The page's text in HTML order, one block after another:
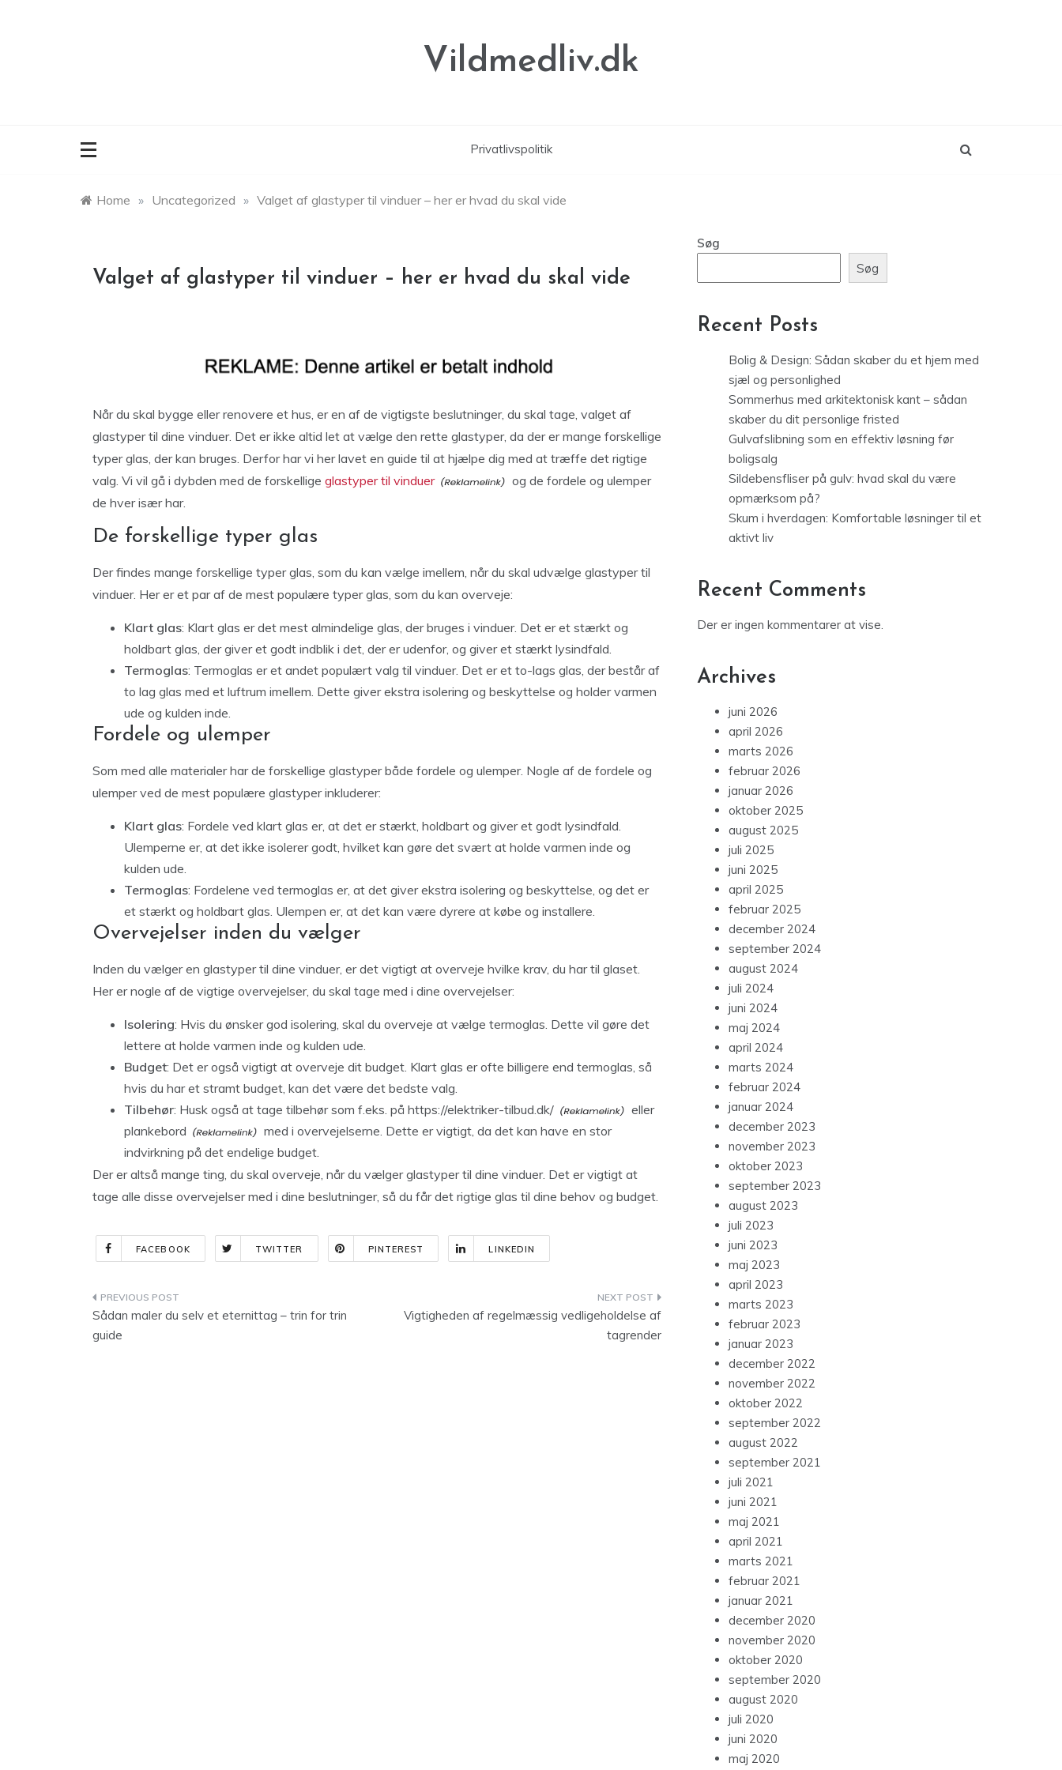
Vildmedliv.dk
Privatlivspolitik
Home » Uncategorized » Valget af glastyper til vinduer – her er hvad du skal vide
Valget af glastyper til vinduer – her er hvad du skal vide
Når du skal bygge eller renovere et hus, er en af de vigtigste beslutninger, du skal tage, valget af
glastyper til dine vinduer. Det er ikke altid let at vælge den rette glastyper, da der er mange forskellige
typer glas, der kan bruges. Derfor har vi her lavet en guide til at hjælpe dig med at træffe det rigtige
valg. Vi vil gå i dybden med de forskellige glastyper til vinduer
og de fordele og ulemper
de hver især har.
De forskellige typer glas
Der findes mange forskellige typer glas, som du kan vælge imellem, når du skal udvælge glastyper til
vinduer. Her er et par af de mest populære typer glas, som du kan overveje:
Klart glas: Klart glas er det mest almindelige glas, der bruges i vinduer. Det er et stærkt og
holdbart glas, der giver et godt indblik i det, der er udenfor, og giver et stærkt lysindfald.
Termoglas: Termoglas er et andet populært valg til vinduer. Det er et to-lags glas, der består af
to lag glas med et luftrum imellem. Dette giver ekstra isolering og beskyttelse og holder varmen
ude og kulden inde.
Fordele og ulemper
Som med alle materialer har de forskellige glastyper både fordele og ulemper. Nogle af de fordele og
ulemper ved de mest populære glastyper inkluderer:
Klart glas: Fordele ved klart glas er, at det er stærkt, holdbart og giver et godt lysindfald.
Ulemperne er, at det ikke isolerer godt, hvilket kan gøre det svært at holde varmen inde og
kulden ude.
Termoglas: Fordelene ved termoglas er, at det giver ekstra isolering og beskyttelse, og det er
et stærkt og holdbart glas. Ulempen er, at det kan være dyrere at købe og installere.
Overvejelser inden du vælger
Inden du vælger en glastyper til dine vinduer, er det vigtigt at overveje hvilke krav, du har til glaset.
Her er nogle af de vigtige overvejelser, du skal tage med i dine overvejelser:
Isolering: Hvis du ønsker god isolering, skal du overveje at vælge termoglas. Dette vil gøre det
lettere at holde varmen inde og kulden ude.
Budget: Det er også vigtigt at overveje dit budget. Klart glas er ofte billigere end termoglas, så
hvis du har et stramt budget, kan det være det bedste valg.
Tilbehør: Husk også at tage tilbehør som f.eks. på https://elektriker-tilbud.dk/
eller
plankebord
med i overvejelserne. Dette er vigtigt, da det kan have en stor
indvirkning på det endelige budget.
Der er altså mange ting, du skal overveje, når du vælger glastyper til dine vinduer. Det er vigtigt at
tage alle disse overvejelser med i dine beslutninger, så du får det rigtige glas til dine behov og budget.
FACEBOOK TWITTER PINTEREST LINKEDIN
Indlægsnavigation
Sådan maler du selv et eternittag – trin for trin
guide
Vigtigheden af regelmæssig vedligeholdelse af
tagrender
Søg
Søg
Recent Posts
Bolig & Design: Sådan skaber du et hjem med
sjæl og personlighed
Sommerhus med arkitektonisk kant – sådan
skaber du dit personlige fristed
Gulvafslibning som en effektiv løsning før
boligsalg
Sildebensfliser på gulv: hvad skal du være
opmærksom på?
Skum i hverdagen: Komfortable løsninger til et
aktivt liv
Recent Comments
Der er ingen kommentarer at vise.
Archives
juni 2026
april 2026
marts 2026
februar 2026
januar 2026
oktober 2025
august 2025
juli 2025
juni 2025
april 2025
februar 2025
december 2024
september 2024
august 2024
juli 2024
juni 2024
maj 2024
april 2024
marts 2024
februar 2024
januar 2024
december 2023
november 2023
oktober 2023
september 2023
august 2023
juli 2023
juni 2023
maj 2023
april 2023
marts 2023
februar 2023
januar 2023
december 2022
november 2022
oktober 2022
september 2022
august 2022
september 2021
juli 2021
juni 2021
maj 2021
april 2021
marts 2021
februar 2021
januar 2021
december 2020
november 2020
oktober 2020
september 2020
august 2020
juli 2020
juni 2020
maj 2020